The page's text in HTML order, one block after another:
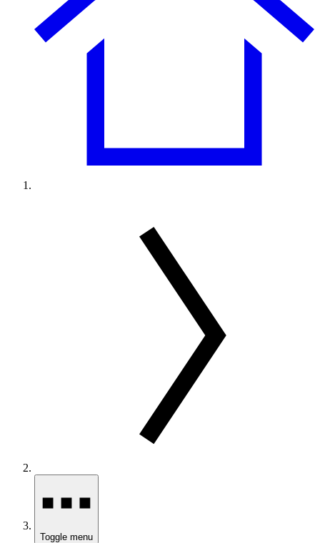
Toggle menu